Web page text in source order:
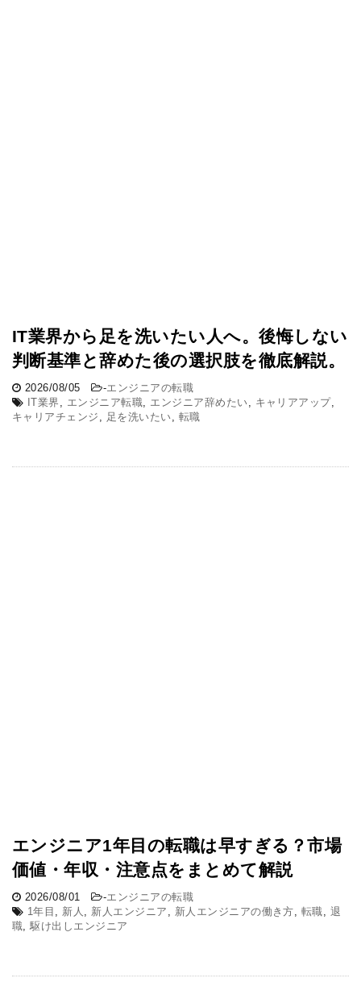
IT業界から足を洗いたい人へ。後悔しない
判断基準と辞めた後の選択肢を徹底解説。
2026/08/05 -エンジニアの転職
IT業界
エンジニア転職 エンジニア辞めたい キャリアアップ,
キャリアチェンジ
足を洗いたい 転職
エンジニア1年目の転職は早すぎる？市場
価値・年収・注意点をまとめて解説
2026/08/01 -エンジニアの転職
1年目
新人 新人エンジニア 新人エンジニアの働き方 転職
退
職 ,駆け出しエンジニア